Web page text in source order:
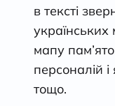
в тексті
українських
мапу
персоналій
тощо.